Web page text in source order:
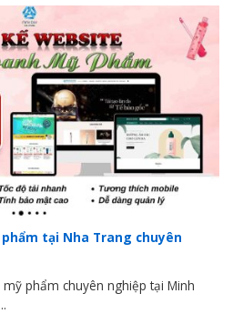
tại Nha Trang chuyên
phẩm chuyên nghiệp tại Minh